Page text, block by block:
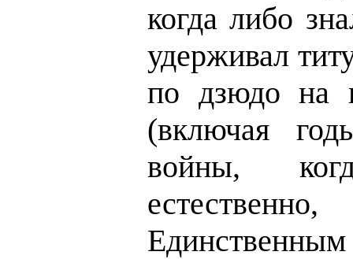
когда либо
удерживал
по дзюдо на
(включая
войны,
Единственным